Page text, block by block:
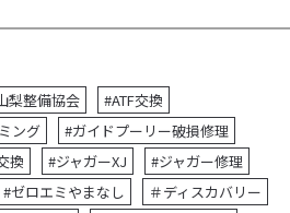
梨整備協会
#ATF交換
ング
#ガイドプーリー破損修理
換
#ジャガーXJ
#ジャガー修理
#ゼロエミやまなし
＃ディスカバリー